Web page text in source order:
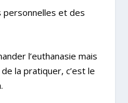
personnelles et des
l’euthanasie mais
la pratiquer, c’est le